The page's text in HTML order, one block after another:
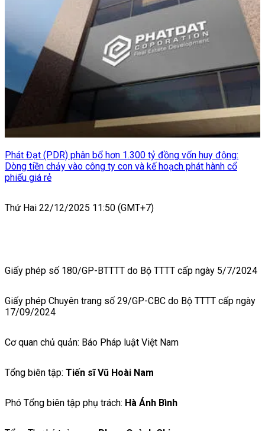
Phát Đạt (PDR) phân bổ hơn 1.300 tỷ đồng vốn huy động:
Dòng tiền chảy vào công ty con và kế hoạch phát hành cổ
phiếu giá rẻ
Thứ Hai 22/12/2025 11:50 (GMT+7)
Giấy phép số 180/GP-BTTTT do Bộ TTTT cấp ngày 5/7/2024
Giấy phép Chuyên trang số 29/GP-CBC do Bộ TTTT cấp ngày
17/09/2024
Cơ quan chủ quản: Báo Pháp luật Việt Nam
Tổng biên tập: Tiến sĩ Vũ Hoài Nam
Phó Tổng biên tập phụ trách: Hà Ánh Bình